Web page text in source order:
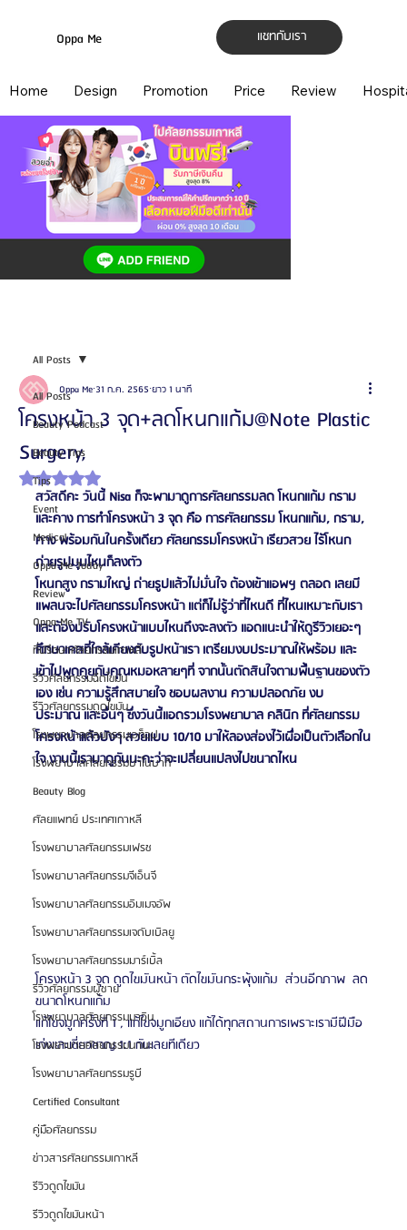
แชทกับเรา
Oppa Me
Home Design Promotion Price Review
All Posts
Beauty Podcast
Beauty Tips
Tips
Event
Medical
Oppa Me Today
Review
Oppa Me TV
ที่ปรึกษาศัลยกรรมเกาหลี
รีวิวศัลยกรรมฉีดไขมัน
รีวิวศัลยกรรมดูดไขมัน
โรงพยาบาลศัลยกรรมเอท็อป
โรงพยาบาลศัลยกรรมบาโนบากิ
Beauty Blog
ศัลยแพทย์ ประเทศเกาหลี
โรงพยาบาลศัลยกรรมเฟรช
โรงพยาบาลศัลยกรรมจีเอ็นจี
โรงพยาบาลศัลยกรรมอิมเมจอัพ
โรงพยาบาลศัลยกรรมเจดับเบิลยู
โรงพยาบาลศัลยกรรมมาร์เบิ้ล
รีวิวศัลยกรรมผู้ชาย
โรงพยาบาลศัลยกรรมมาอิน
โรงพยาบาลศัลยกรรมนานะ
โรงพยาบาลศัลยกรรมรูบี
Certified Consultant
คู่มือศัลยกรรม
ข่าวสารศัลยกรรมเกาหลี
รีวิวดูดไขมัน
รีวิวดูดไขมันหน้า
All Posts
โครงหน้า 3 จุด+ลดโหนกแก้ม@Note Plastic
Surgery,
Oppa Me 31 ก.ค. 2565 ยาว 1 นาที
ได้รับ NaN เต็ม 5 ดาว
สวัสดีคะ วันนี้ Nisa ก็จะพามาดูการศัลยกรรมลด โหนกแก้ม กราม
และคาง การทำโครงหน้า 3 จุด คือ การศัลยกรรม โหนกแก้ม, กราม,
คาง พร้อมกันในครั้งเดียว ศัลยกรรมโครงหน้า เรียวสวย ไร้โหนก
ถ่ายรูปมุมไหนก็ลงตัว
โหนกสูง กรามใหญ่ ถ่ายรูปแล้วไม่มั่นใจ ต้องเข้าแอพฯ ตลอด เลยมี
แพลนจะไปศัลยกรรมโครงหน้า แต่ก็ไม่รู้ว่าที่ไหนดี ที่ไหนเหมาะกับเรา
และต้องปรับโครงหน้าแบบไหนถึงจะลงตัว แอดแนะนำให้ดูรีวิวเยอะๆ
ศึกษาเคสที่ใกล้เคียงกับรูปหน้าเรา เตรียมงบประมาณให้พร้อม และ
เข้าไปพูดคุยกับคุณหมอหลายๆที่ จากนั้นตัดสินใจตามพื้นฐานของตัว
เอง เช่น ความรู้สึกสบายใจ ชอบผลงาน ความปลอดภัย งบ
ประมาณ และอื่นๆ ซึ่งวันนี้แอดรวมโรงพยาบาล คลินิก ที่ศัลยกรรม
โครงหน้าแล้วปังๆ สวยแบบ 10/10 มาให้ลองส่องไว้เผื่อเป็นตัวเลือกใน
ใจ งานนี้เรามาดูกันนะคะว่าจะเปลี่ยนแปลงไปขนาดไหน
โครงหน้า 3 จุด ดูดไขมันหน้า ตัดไขมันกระพุ้งแก้ม  ส่วนอีกภาพ  ลด
ขนาดโหนกแก้ม
แก้ไขจมูกครั้งที่ 1 , แก้ไขจมูกเอียง แก้ได้ทุกสถานการเพราะเรามีฝีมือ
เก่งและเชี่ยวชาญ 1:1 กันเลยทีเดียว